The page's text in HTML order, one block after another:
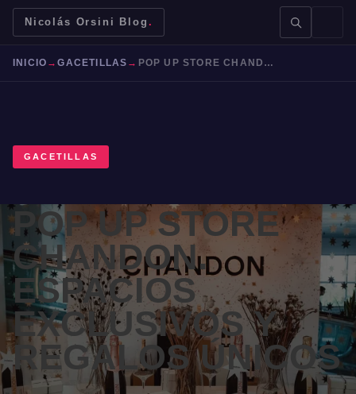
Nicolás Orsini Blog .
Mendoza Malbec Bodegas Jujuy
INICIO →GACETILLAS → POP UP STORE CHANDON. ESPACIOS EXCLUSIVOS Y REGALOS ÚNICOS
GACETILLAS
POP UP STORE
CHANDON.
ESPACIOS
EXCLUSIVOS Y
REGALOS ÚNICOS